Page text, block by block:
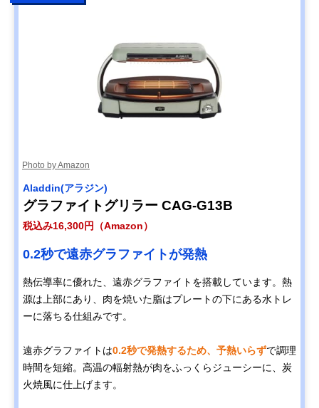
Photo by Amazon
‎Aladdin(アラジン)
グラファイトグリラー CAG-G13B
税込み16,300円（Amazon）
0.2秒で遠赤グラファイトが発熱
熱伝導率に優れた、遠赤グラファイトを搭載しています。熱
源は上部にあり、肉を焼いた脂はプレートの下にある水トレ
ーに落ちる仕組みです。
遠赤グラファイトは0.2秒で発熱するため、予熱いらずで調理
時間を短縮。高温の輻射熱が肉をふっくらジューシーに、炭
火焼風に仕上げます。